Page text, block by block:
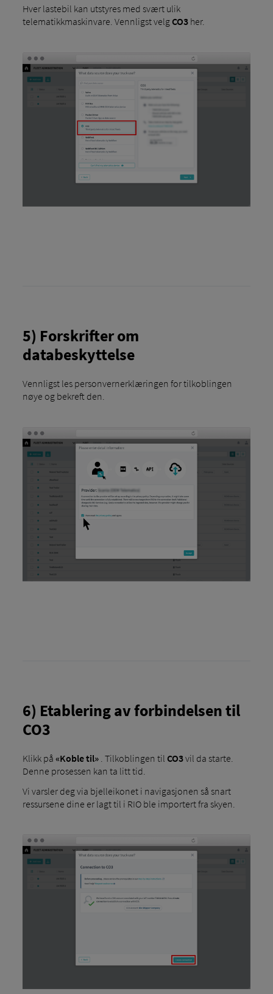
Hver lastebil kan utstyres med svært ulik
telematikkmaskinvare. Vennligst velg CO3her.
5) Forskrifter om
databeskyttelse
Vennligst les personvernerklæringen for tilkoblingen
nøye og bekreft den.
6) Etablering av forbindelsen til
CO3
Klikk på «Koble til». Tilkoblingen til CO3vil da starte.
Denne prosessen kan ta litt tid.
Vi varsler deg via bjelleikonet i navigasjonen så snart
ressursene dine er lagt til i RIO ble importert fra skyen.